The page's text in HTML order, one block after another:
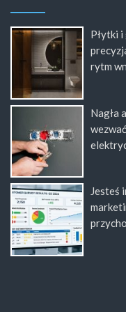
Płytki
rytm
Nagła
Jesteś